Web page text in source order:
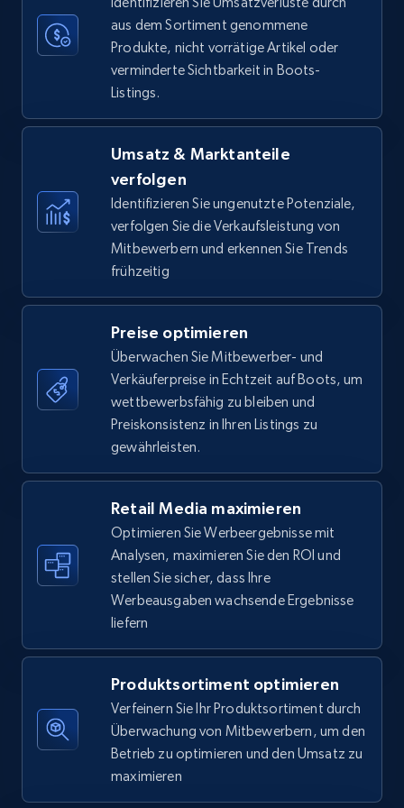
rating object, Product rating max, Rating,
Author name, Asin, and more.
7.4K+ 870+ Jetzt anfangen
Specifications, Image urls, Top reviews, and
5.6K+ 874+ Jetzt anfangen
using specific category URL
URL, Final price, Sku, Currency, Gtin,
Specifications, Image urls, Top reviews, and
more.
874+
Walmart - products - Collects products by
specific keywords
URL, Final price, Sku, Currency, Gtin,
aus dem Sortiment genommene
Produkte, nicht vorrätige Artikel oder
verminderte Sichtbarkeit in Boots-
Listings.
Umsatz & Marktanteile
verfolgen
Identifizieren Sie ungenutzte Potenziale,
verfolgen Sie die Verkaufsleistung von
Mitbewerbern und erkennen Sie Trends
frühzeitig
Preise optimieren
Überwachen Sie Mitbewerber- und
Verkäuferpreise in Echtzeit auf Boots, um
wettbewerbsfähig zu bleiben und
Preiskonsistenz in Ihren Listings zu
gewährleisten.
Retail Media maximieren
Optimieren Sie Werbeergebnisse mit
Analysen, maximieren Sie den ROI und
stellen Sie sicher, dass Ihre
Werbeausgaben wachsende Ergebnisse
liefern
Produktsortiment optimieren
Verfeinern Sie Ihr Produktsortiment durch
Überwachung von Mitbewerbern, um den
Betrieb zu optimieren und den Umsatz zu
maximieren